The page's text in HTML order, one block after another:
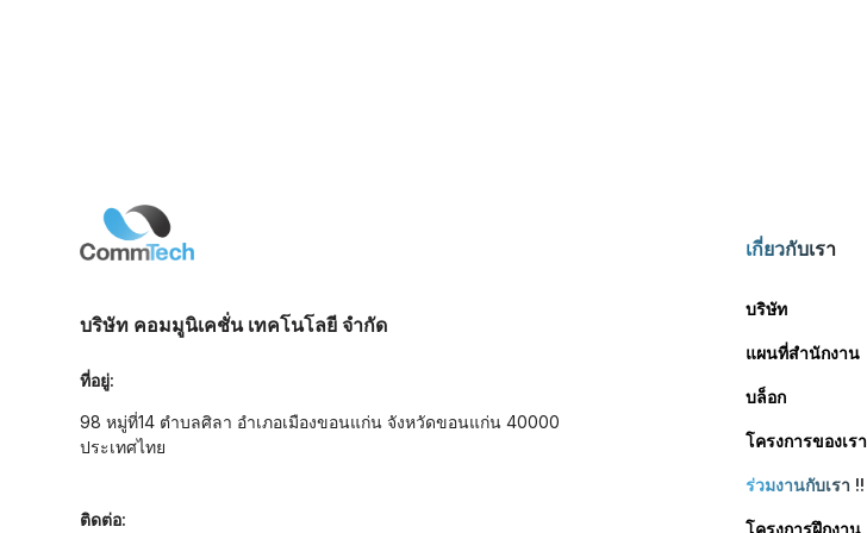
บริษัท คอมมูนิเคชั่น เทคโนโลยี จำกัด
ที่อยู่:
98 หมู่ที่14 ตำบลศิลา อำเภอเมืองขอนแก่น จังหวัดขอนแก่น 40000
ประเทศไทย
ติดต่อ:
เกี่ยวกับเรา
บริษัท
แผนที่สำนักงาน
บล็อก
โครงการของเรา
ร่วมงานกับเรา !!